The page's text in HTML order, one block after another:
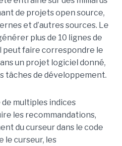
de projets open source,
et d’autres sources. Le
plus de 10 lignes de
peut faire correspondre le
un projet logiciel donné,
tâches de développement.
multiples indices
les recommandations,
du curseur dans le code
le curseur, les